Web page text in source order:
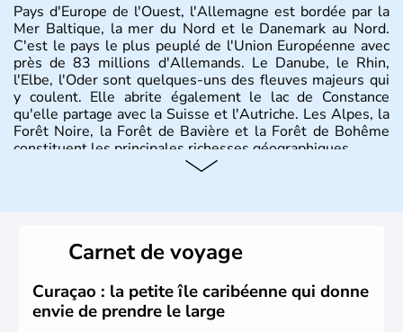
Pays d'Europe de l'Ouest, l'Allemagne est bordée par la
Mer Baltique, la mer du Nord et le Danemark au Nord.
C'est le pays le plus peuplé de l'Union Européenne avec
près de 83 millions d'Allemands. Le Danube, le Rhin,
l'Elbe, l'Oder sont quelques-uns des fleuves majeurs qui
y coulent. Elle abrite également le lac de Constance
qu'elle partage avec la Suisse et l'Autriche. Les Alpes, la
Forêt Noire, la Forêt de Bavière et la Forêt de Bohême
constituent les principales richesses géographiques.
lesquelles bénéficient d'une grande autonomie. Le pays
peut se targuer de grands noms qu'il a vu naître dans tous
les domaines, des arts à la politique en passant par la
philosophie. Hertz, Gutenberg, Heidegger, Thomas Mann,
Herman Hesse ou bien Hegel en font partie.
Carnet de voyage
Curaçao : la petite île caribéenne qui donne
envie de prendre le large